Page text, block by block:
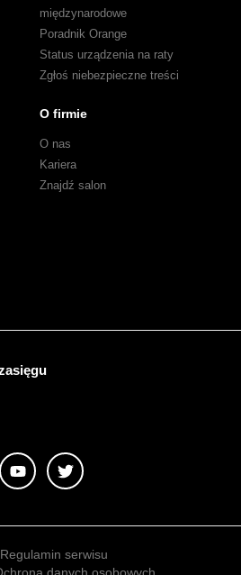
międzynarodowe
Poradnik Orange
Status urządzenia na raty
Zgłoś niebezpieczne treści
O firmie
O nas
Kariera
Znajdź salon
Regulamin serwisu